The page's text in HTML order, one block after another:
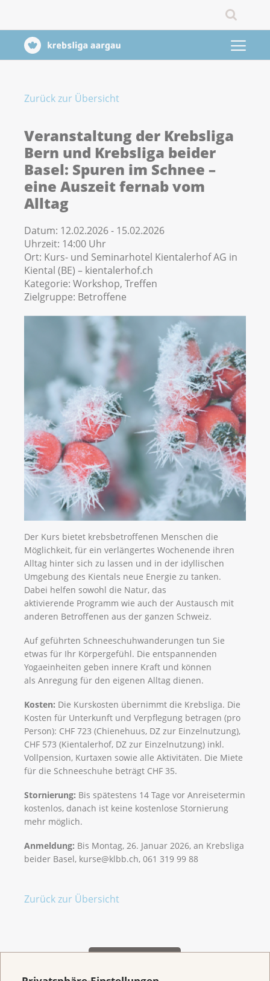
Zurück zur Übersicht
Veranstaltung der Krebsliga
Bern und Krebsliga beider
Basel: Spuren im Schnee –
eine Auszeit fernab vom
Alltag
Datum: 12.02.2026 - 15.02.2026
Uhrzeit: 14:00 Uhr
Ort: Kurs- und Seminarhotel Kientalerhof AG in
Kiental (BE) – kientalerhof.ch
Kategorie: Workshop, Treffen
Zielgruppe: Betroffene
Der Kurs bietet krebsbetroffenen Menschen die
Möglichkeit, für ein verlängertes Wochenende ihren
Alltag hinter sich zu lassen und in der idyllischen
Umgebung des Kientals neue Energie zu tanken.
Dabei helfen sowohl die Natur, das
aktivierende Programm wie auch der Austausch mit
anderen Betroffenen aus der ganzen Schweiz.
Auf geführten Schneeschuhwanderungen tun Sie
etwas für Ihr Körpergefühl. Die entspannenden
Yogaeinheiten geben innere Kraft und können
als Anregung für den eigenen Alltag dienen.
Kosten: Die Kurskosten übernimmt die Krebsliga. Die
Kosten für Unterkunft und Verpflegung betragen (pro
Person): CHF 723 (Chienehuus, DZ zur Einzelnutzung),
CHF 573 (Kientalerhof, DZ zur Einzelnutzung) inkl.
Vollpension, Kurtaxen sowie alle Aktivitäten. Die Miete
für die Schneeschuhe beträgt CHF 35.
Stornierung: Bis spätestens 14 Tage vor Anreisetermin
kostenlos, danach ist keine kostenlose Stornierung
mehr möglich.
Anmeldung: Bis Montag, 26. Januar 2026, an Krebsliga
beider Basel, kurse@klbb.ch, 061 319 99 88
Zurück zur Übersicht